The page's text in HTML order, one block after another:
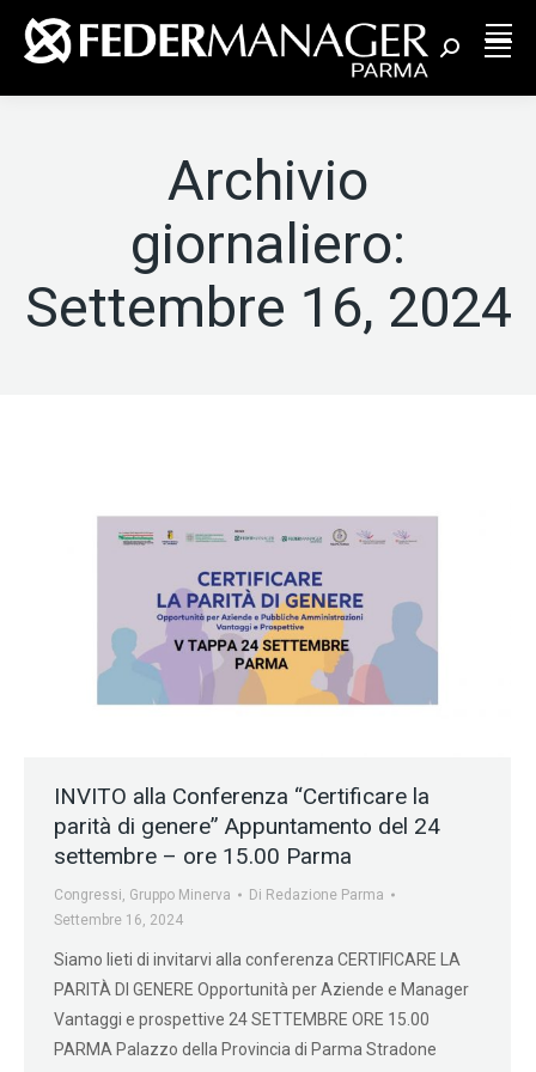
Cerca:
Archivio
giornaliero:
Settembre 16, 2024
INVITO alla Conferenza “Certificare la
parità di genere” Appuntamento del 24
settembre – ore 15.00 Parma
Congressi, Gruppo Minerva Di Redazione Parma
Settembre 16, 2024
Siamo lieti di invitarvi alla conferenza CERTIFICARE LA
PARITÀ DI GENERE Opportunità per Aziende e Manager
Vantaggi e prospettive 24 SETTEMBRE ORE 15.00
PARMA Palazzo della Provincia di Parma Stradone